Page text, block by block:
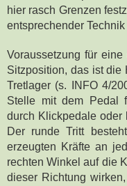
hier rasch Grenzen
entsprechender
Voraussetzung für
Sitzposition, das ist die
Tretlager (s. INFO 4/
Stelle mit dem Pedal
durch Klickpedale oder
Der runde Tritt
erzeugten Kräfte an
rechten Winkel auf die
dieser Richtung